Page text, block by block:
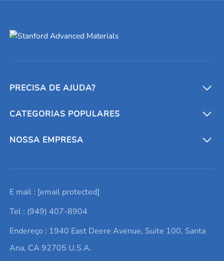
PRECISA DE AJUDA?
Conversores e calculadoras
Entre em contato conosco
Lista de consultas
Termos e Condições
Política de Privacidade
CATEGORIAS POPULARES
Metais refratários
Elementos de terras raras
Alvos de pulverização catódica
Ácido hialurônico
NOSSA EMPRESA
Promoções atuais
Notícias e blogs
Estudos de caso
E mail : [email protected]
Tel : (949) 407-8904
Endereço : 1940 East Deere Avenue, Suite 100, Santa
Ana, CA 92705 U.S.A.